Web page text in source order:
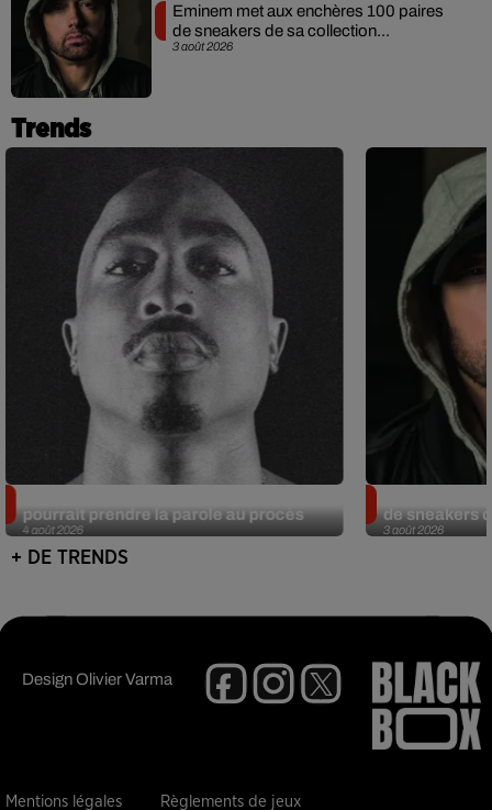
3 août 2026
Eminem met aux enchères 100 paires
de sneakers de sa collection...
Trends
4 août 2026
pourrait prendre la parole au procès
3 août 2026
de sneakers
+ DE TRENDS
DesignOlivier Varma
Mentions légales Règlements de jeux